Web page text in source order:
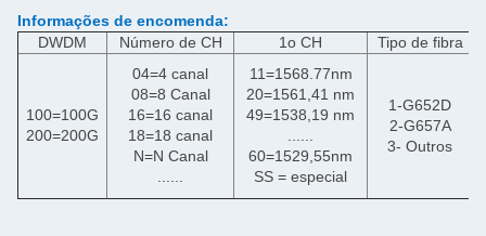
Informações de encomenda:
DWDM
Número de CH 1o CH Tipo de fibra
100=100G
200=200G
04=4 canal
08=8 Canal
16=16 canal
18=18 canal
N=N Canal
11=1568.77nm
20=1561,41 nm
49=1538,19 nm
60=1529,55nm
SS = especial
1-G652D
2-G657A
3- Outros